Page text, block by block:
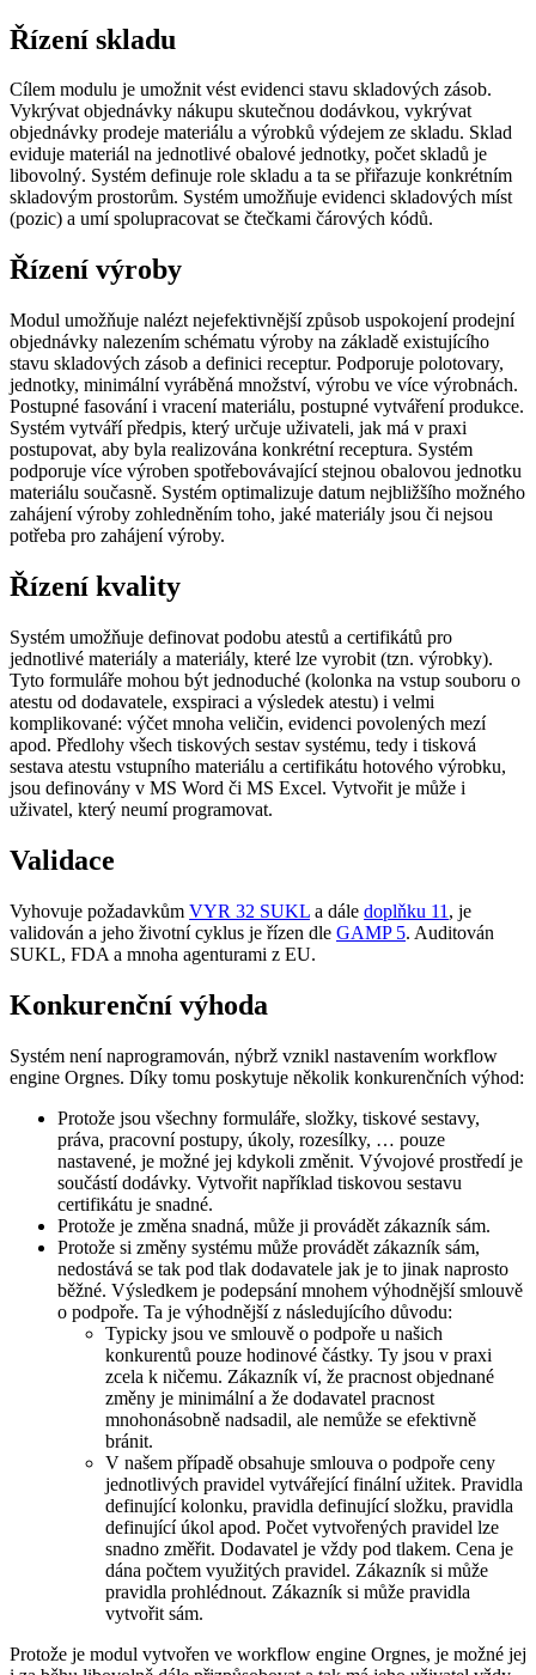
Řízení skladu
Cílem modulu je umožnit vést evidenci stavu skladových zásob.
Vykrývat objednávky nákupu skutečnou dodávkou, vykrývat
objednávky prodeje materiálu a výrobků výdejem ze skladu. Sklad
eviduje materiál na jednotlivé obalové jednotky, počet skladů je
libovolný. Systém definuje role skladu a ta se přiřazuje konkrétním
skladovým prostorům. Systém umožňuje evidenci skladových míst
(pozic) a umí spolupracovat se čtečkami čárových kódů.
Řízení výroby
Modul umožňuje nalézt nejefektivnější způsob uspokojení prodejní
objednávky nalezením schématu výroby na základě existujícího
stavu skladových zásob a definici receptur. Podporuje polotovary,
jednotky, minimální vyráběná množství, výrobu ve více výrobnách.
Postupné fasování i vracení materiálu, postupné vytváření produkce.
Systém vytváří předpis, který určuje uživateli, jak má v praxi
postupovat, aby byla realizována konkrétní receptura. Systém
podporuje více výroben spotřebovávající stejnou obalovou jednotku
materiálu současně. Systém optimalizuje datum nejbližšího možného
zahájení výroby zohledněním toho, jaké materiály jsou či nejsou
potřeba pro zahájení výroby.
Řízení kvality
Systém umožňuje definovat podobu atestů a certifikátů pro
jednotlivé materiály a materiály, které lze vyrobit (tzn. výrobky).
Tyto formuláře mohou být jednoduché (kolonka na vstup souboru o
atestu od dodavatele, exspiraci a výsledek atestu) i velmi
komplikované: výčet mnoha veličin, evidenci povolených mezí
apod. Předlohy všech tiskových sestav systému, tedy i tisková
sestava atestu vstupního materiálu a certifikátu hotového výrobku,
jsou definovány v MS Word či MS Excel. Vytvořit je může i
uživatel, který neumí programovat.
Validace
Vyhovuje požadavkům VYR 32 SUKL a dále doplňku 11 , je
validován a jeho životní cyklus je řízen dle GAMP 5. Auditován
SUKL, FDA a mnoha agenturami z EU.
Konkurenční výhoda
Systém není naprogramován, nýbrž vznikl nastavením workflow
engine Orgnes. Díky tomu poskytuje několik konkurenčních výhod:
Protože jsou všechny formuláře, složky, tiskové sestavy,
práva, pracovní postupy, úkoly, rozesílky, … pouze
nastavené, je možné jej kdykoli změnit. Vývojové prostředí je
součástí dodávky. Vytvořit například tiskovou sestavu
certifikátu je snadné.
Protože je změna snadná, může ji provádět zákazník sám.
Protože si změny systému může provádět zákazník sám,
nedostává se tak pod tlak dodavatele jak je to jinak naprosto
běžné. Výsledkem je podepsání mnohem výhodnější smlouvě
o podpoře. Ta je výhodnější z následujícího důvodu:
Typicky jsou ve smlouvě o podpoře u našich
konkurentů pouze hodinové částky. Ty jsou v praxi
zcela k ničemu. Zákazník ví, že pracnost objednané
změny je minimální a že dodavatel pracnost
mnohonásobně nadsadil, ale nemůže se efektivně
bránit.
V našem případě obsahuje smlouva o podpoře ceny
jednotlivých pravidel vytvářející finální užitek. Pravidla
definující kolonku, pravidla definující složku, pravidla
definující úkol apod. Počet vytvořených pravidel lze
snadno změřit. Dodavatel je vždy pod tlakem. Cena je
dána počtem využitých pravidel. Zákazník si může
pravidla prohlédnout. Zákazník si může pravidla
vytvořit sám.
Protože je modul vytvořen ve workflow engine Orgnes, je možné jej